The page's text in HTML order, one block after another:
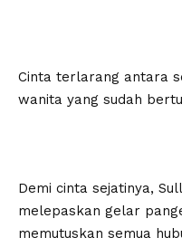
Cinta terlarang antara
wanita yang sudah
Demi cinta sejatinya,
melepaskan gelar
memutuskan semua